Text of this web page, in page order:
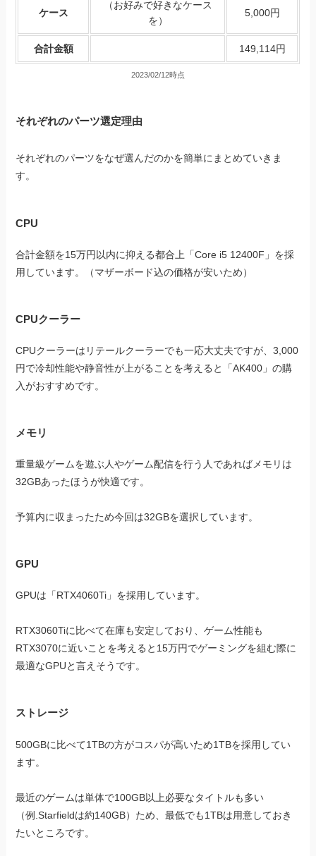
ケース
（お好みで好きなケース
を）
5,000円
合計金額 149,114円
2023/02/12時点
それぞれのパーツ選定理由
それぞれのパーツをなぜ選んだのかを簡単にまとめていきま
す。
CPU
合計金額を15万円以内に抑える都合上「Core i5 12400F」を採
用しています。（マザーボード込の価格が安いため）
CPUクーラー
CPUクーラーはリテールクーラーでも一応大丈夫ですが、3,000
円で冷却性能や静音性が上がることを考えると「AK400」の購
入がおすすめです。
メモリ
重量級ゲームを遊ぶ人やゲーム配信を行う人であればメモリは
32GBあったほうが快適です。
予算内に収まったため今回は32GBを選択しています。
GPU
GPUは「RTX4060Ti」を採用しています。
RTX3060Tiに比べて在庫も安定しており、ゲーム性能も
RTX3070に近いことを考えると15万円でゲーミングを組む際に
最適なGPUと言えそうです。
ストレージ
500GBに比べて1TBの方がコスパが高いため1TBを採用してい
ます。
最近のゲームは単体で100GB以上必要なタイトルも多い
（例.Starfieldは約140GB）ため、最低でも1TBは用意しておき
たいところです。